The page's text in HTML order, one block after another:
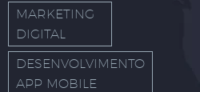
MARKETING
DIGITAL
DESENVOLVIMENTO
APP MOBILE